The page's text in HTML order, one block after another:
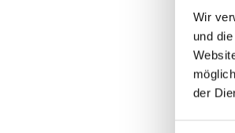
Wir
und
der